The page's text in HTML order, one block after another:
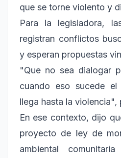
que se torne violento y
Para la legisladora,
registran conflictos
y esperan propuestas
"Que no sea dialogar
cuando eso sucede
llega hasta la violencia",
En ese contexto, dijo
proyecto de ley de
ambiental